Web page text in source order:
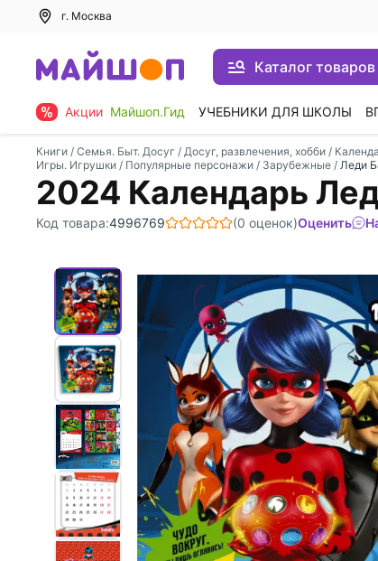
г. Москва
Каталог товаров
Акции Майшоп.Гид УЧЕБНИКИ ДЛЯ ШКОЛЫ
Книги / Семья. Быт. Досуг / Досуг, развлечения, хобби /
Игры. Игрушки / Популярные персонажи / Зарубежные / Леди
2024 Календарь
Код товара:4996769 (0 оценок)Оценить